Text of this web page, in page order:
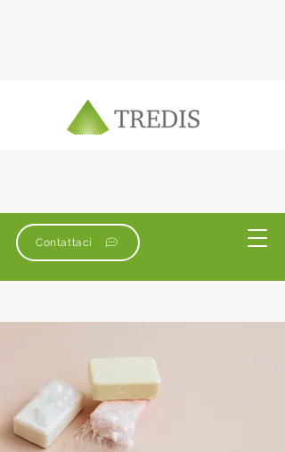
Contattaci